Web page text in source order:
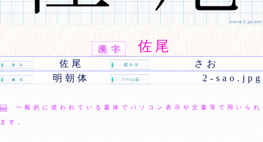
佐尾
佐尾
さお
明朝体
2-sao.jpg
一般的に使われている書体でパソコン表示や文書等で用いられ
ます。